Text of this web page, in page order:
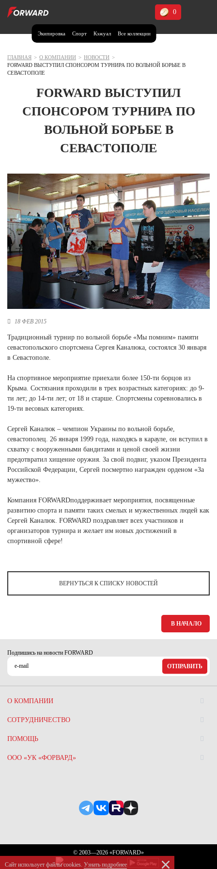
Экипировка Спорт Кэжуал Все коллекции
0
Москва и МО
Волгоградская область (1)
Кемеровская область (2)
Курская область (1)
Москва и МО (14)
Нижегородская область (1)
Новосибирская область (3)
Омская область (5)
Республика Башкортостан (3)
Республика Крым (1)
Республика Татарстан (2)
Самарская область (1)
Санкт-Петербург и ЛО (3)
Свердловская область (5)
Северная Осетия (2)
Смоленская область (1)
Томская область (1)
Тульская область (1)
Тюменская область (3)
Хакасия (1)
Ханты-Мансийский автономный округ (3)
Челябинская область (2)
Ямало-Ненецкий автономный округ (1)
Ярославская область (1)
ГЛАВНАЯ > О КОМПАНИИ > НОВОСТИ >
FORWARD ВЫСТУПИЛ СПОНСОРОМ ТУРНИРА ПО ВОЛЬНОЙ БОРЬБЕ В
СЕВАСТОПОЛЕ
FORWARD ВЫСТУПИЛ
СПОНСОРОМ ТУРНИРА ПО
ВОЛЬНОЙ БОРЬБЕ В
СЕВАСТОПОЛЕ
18 ФЕВ 2015
Традиционный турнир по вольной борьбе «Мы помним» памяти
севастопольского спортсмена Сергея Каналюка, состоялся 30 января
в Севастополе.
На спортивное мероприятие приехали более 150-ти борцов из
Крыма. Состязания проходили в трех возрастных категориях: до 9-
ти лет; до 14-ти лет; от 18 и старше. Спортсмены соревновались в
19-ти весовых категориях.
Сергей Каналюк – чемпион Украины по вольной борьбе,
севастополец. 26 января 1999 года, находясь в карауле, он вступил в
схватку с вооруженными бандитами и ценой своей жизни
предотвратил хищение оружия. За свой подвиг, указом Президента
Российской Федерации, Сергей посмертно награжден орденом «За
мужество».
Компания FORWARDподдерживает мероприятия, посвященные
развитию спорта и памяти таких смелых и мужественных людей как
Сергей Каналюк. FORWARD поздравляет всех участников и
организаторов турнира и желает им новых достижений в
спортивной сфере!
ВЕРНУТЬСЯ К СПИСКУ НОВОСТЕЙ
В НАЧАЛО
Подпишись на новости FORWARD
ОТПРАВИТЬ
О КОМПАНИИ
СОТРУДНИЧЕСТВО
ПОМОЩЬ
ООО «УК «ФОРВАРД»
© 2003—2026 «FORWARD»
Сайт использует файлы сookies. Узнать подробнее